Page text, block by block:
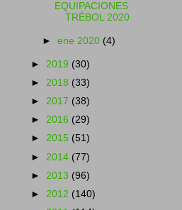
EQUIPACIONES
TRÉBOL 2020
►ene 2020 (4)
► 2019 (30)
► 2018 (33)
► 2017 (38)
► 2016 (29)
► 2015 (51)
► 2014 (77)
► 2013 (96)
► 2012 (140)